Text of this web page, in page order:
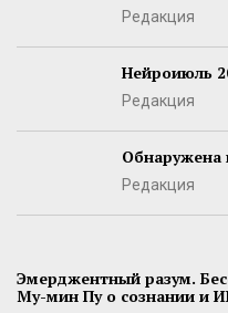
Редакция
Нейроиюль
Редакция
Обнаружена
Редакция
Эмерджентный разум.
Му-мин Пу о сознании и